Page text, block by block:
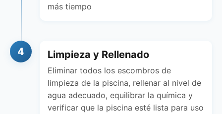
más tiempo
4 Limpieza y Rellenado
Eliminar todos los escombros de
limpieza de la piscina, rellenar al nivel de
agua adecuado, equilibrar la química y
verificar que la piscina esté lista para uso